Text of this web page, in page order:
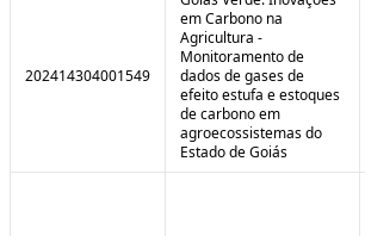
202414304001549
em Carbono na
Agricultura -
Monitoramento de
dados de gases de
efeito estufa e estoques
de carbono em
agroecossistemas do
Estado de Goiás